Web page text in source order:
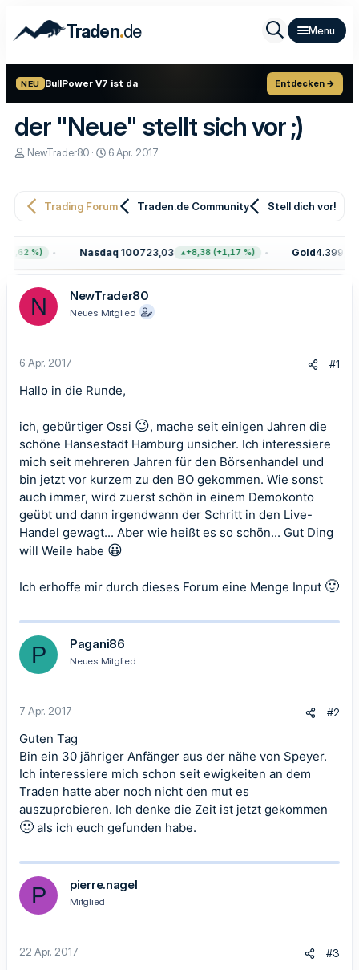
Traden.de
NEU BullPower V7 ist da Entdecken →
der "Neue" stellt sich vor ;)
E
e
r
NewTrader80
E
e
a
m
6 Apr. 2017
Trading Forum Traden.de Community Stell dich vor!
%) Nasdaq 100723,03 +8,38 (+1,17 %) Gold4.399,70
N NewTrader80
Neues Mitglied
6 Apr. 2017 #1
Hallo in die Runde,
ich, gebürtiger Ossi 😉, mache seit einigen Jahren die
schöne Hansestadt Hamburg unsicher. Ich interessiere
mich seit mehreren Jahren für den Börsenhandel und
bin jetzt vor kurzem zu den BO gekommen. Wie sonst
auch immer, wird zuerst schön in einem Demokonto
geübt und dann irgendwann der Schritt in den Live-
Handel gewagt... Aber wie heißt es so schön... Gut Ding
will Weile habe 😀
Ich erhoffe mir durch dieses Forum eine Menge Input 🙂
P Pagani86
Neues Mitglied
7 Apr. 2017 #2
Guten Tag
Bin ein 30 jähriger Anfänger aus der nähe von Speyer.
Ich interessiere mich schon seit ewigkeiten an dem
Traden hatte aber noch nicht den mut es
auszuprobieren. Ich denke die Zeit ist jetzt gekommen
🙂 als ich euch gefunden habe.
P pierre.nagel
Mitglied
22 Apr. 2017 #3